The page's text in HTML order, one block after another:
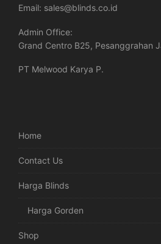
Email: sales@blinds.co.id
Admin Office:
Grand Centro B25, Pesanggrahan
PT Melwood Karya P.
Home
Contact Us
Harga Blinds
Harga Gorden
Shop